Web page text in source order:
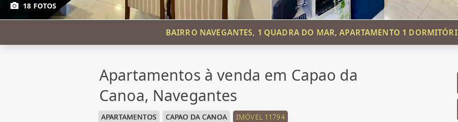
18 FOTOS
BAIRRO NAVEGANTES, 1 QUADRA DO MAR, APARTAMENTO 1
Apartamentos à venda em Capao da
Canoa, Navegantes
APARTAMENTOS CAPAO DA CANOA IMÓVEL 11794